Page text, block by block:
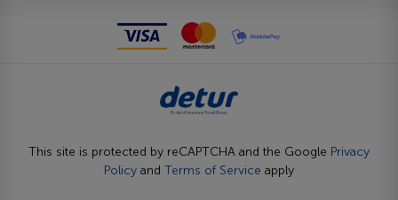
This site is protected by reCAPTCHA and the Google Privacy
Policy and Terms of Service apply